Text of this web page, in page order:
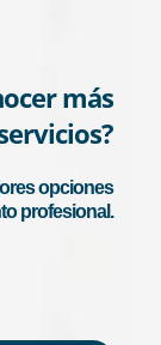
más
opciones
profesional.